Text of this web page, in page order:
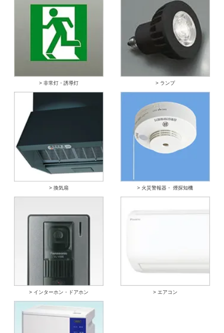
> 非常灯・誘導灯 > ランプ
> 換気扇 > 火災警報器・ 煙探知機
> インターホン・ドアホン > エアコン